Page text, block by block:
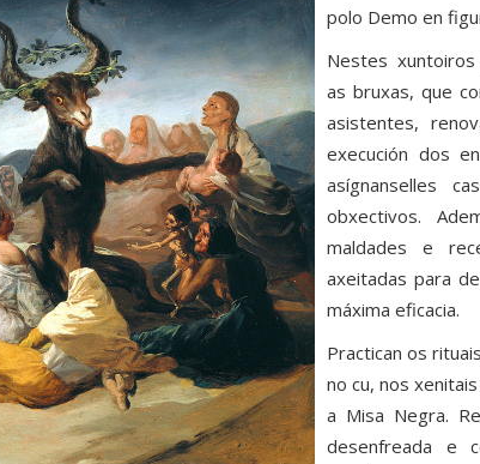
polo Demo en
Nestes
as bruxas, que
asistentes,
execución dos
asígnanselles
obxectivos.
maldades e
axeitadas para
máxima eficacia.
Practican os
no cu, nos
a Misa Negra.
desenfreada e